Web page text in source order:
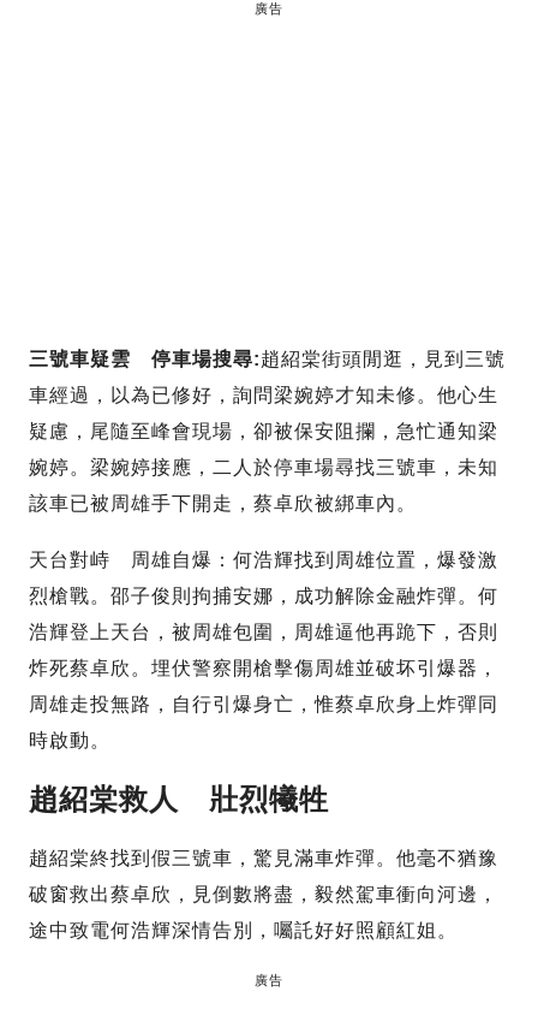
廣告
三號車疑雲 停車場搜尋:趙紹棠街頭閒逛，見到三號
車經過，以為已修好，詢問梁婉婷才知未修。他心生
疑慮，尾隨至峰會現場，卻被保安阻攔，急忙通知梁
婉婷。梁婉婷接應，二人於停車場尋找三號車，未知
該車已被周雄手下開走，蔡卓欣被綁車內。
天台對峙 周雄自爆：何浩輝找到周雄位置，爆發激
烈槍戰。邵子俊則拘捕安娜，成功解除金融炸彈。何
浩輝登上天台，被周雄包圍，周雄逼他再跪下，否則
炸死蔡卓欣。埋伏警察開槍擊傷周雄並破坏引爆器，
周雄走投無路，自行引爆身亡，惟蔡卓欣身上炸彈同
時啟動。
趙紹棠救人 壯烈犧牲
趙紹棠終找到假三號車，驚見滿車炸彈。他毫不猶豫
破窗救出蔡卓欣，見倒數將盡，毅然駕車衝向河邊，
途中致電何浩輝深情告別，囑託好好照顧紅姐。
廣告